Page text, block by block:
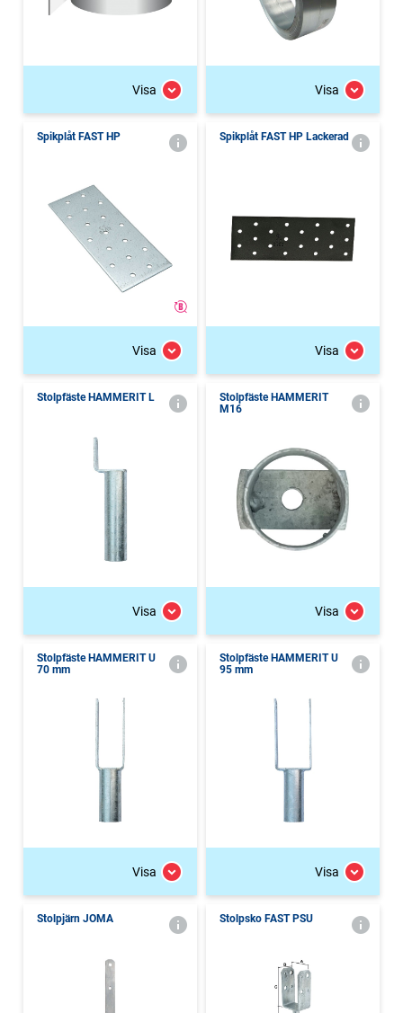
Visa Visa
Spikplåt FAST HP
Visa
Spikplåt FAST HP Lackerad
Visa
Stolpfäste HAMMERIT L
Visa
Stolpfäste HAMMERIT
M16
Visa
Stolpfäste HAMMERIT U
70 mm
Visa
Stolpfäste HAMMERIT U
95 mm
Visa
Stolpjärn JOMA Stolpsko FAST PSU